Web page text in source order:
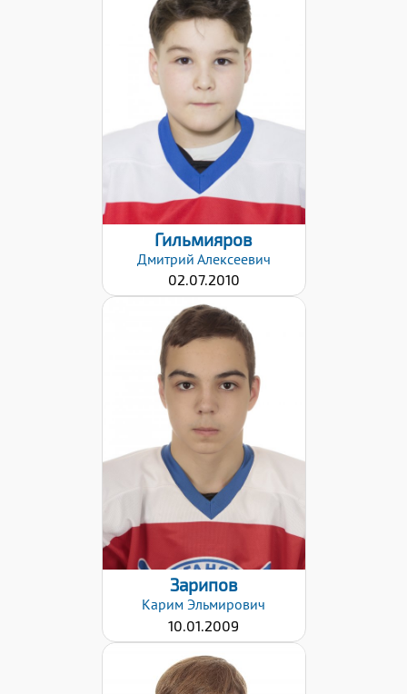
Хват клюшки:
Левый
Дата заявки:
09.12.2021
Гильмияров
Дмитрий Алексеевич
02.07.2010
Хват клюшки:
Правый
Дата заявки:
09.12.2021
Зарипов
Карим Эльмирович
10.01.2009